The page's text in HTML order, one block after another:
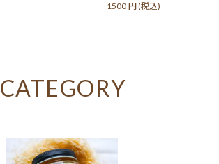
1500円(税込)
CATEGORY